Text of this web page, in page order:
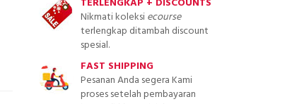
TERLENGKAP + DISCOUNTS
Nikmati koleksiecourse
terlengkap ditambah discount
spesial.
FAST SHIPPING
Pesanan Anda segera Kami
proses setelah pembayaran